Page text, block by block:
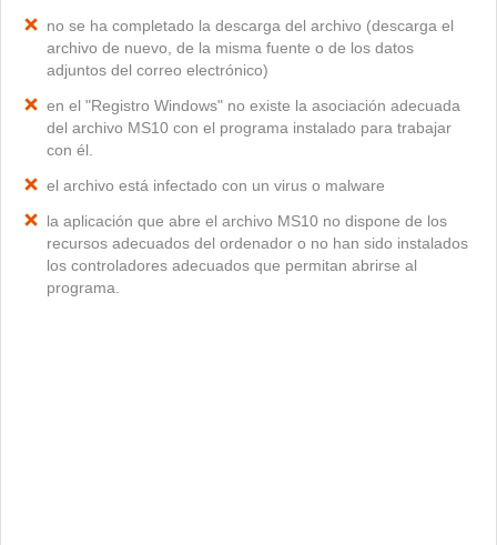
no se ha completado la descarga del archivo (descarga el
archivo de nuevo, de la misma fuente o de los datos
adjuntos del correo electrónico)
en el "Registro Windows" no existe la asociación adecuada
del archivo MS10 con el programa instalado para trabajar
con él.
el archivo está infectado con un virus o malware
la aplicación que abre el archivo MS10 no dispone de los
recursos adecuados del ordenador o no han sido instalados
los controladores adecuados que permitan abrirse al
programa.